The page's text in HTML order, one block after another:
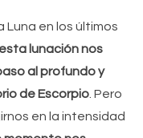
Luna en los últimos
esta lunación nos
al profundo y
de Escorpio . Pero
en la intensidad